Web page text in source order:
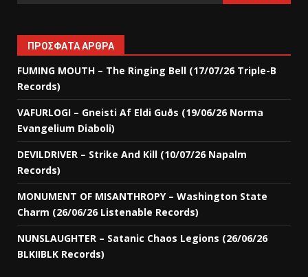
ΠΡΌΣΦΑΤΑ ΆΡΘΡΑ
FUMING MOUTH – The Ringing Bell (17/07/26 Triple-B
Records)
VAFURLOGI – Gneisti Af Eldi Guðs (19/06/26 Norma
Evangelium Diaboli)
DEVILDRIVER – Strike And Kill (10/07/26 Napalm
Records)
MONUMENT OF MISANTHROPY – Washington State
Charm (26/06/26 Listenable Records)
NUNSLAUGHTER – Satanic Chaos Legions (26/06/26
BLKIIBLK Records)